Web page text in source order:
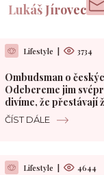
Lukáš Jírovec
Lifestyle 3734
Ombudsman o
Odebereme jim
divíme, že přestávají
ČÍST DÁLE
Lifestyle 4644